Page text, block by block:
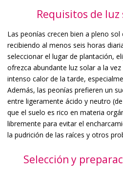
Requisitos de luz
Las peonías crecen bien a pleno
recibiendo al menos seis horas
seleccionar el lugar de plantación,
ofrezca abundante luz solar a la
intenso calor de la tarde,
Además, las peonías prefieren un
entre ligeramente ácido y neutro
que el suelo es rico en materia
libremente para evitar el
la pudrición de las raíces y otros
Selección y